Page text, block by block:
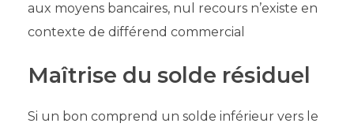
aux moyens bancaires, nul recours n’existe en
contexte de différend commercial
Maîtrise du solde résiduel
Si un bon comprend un solde inférieur vers le